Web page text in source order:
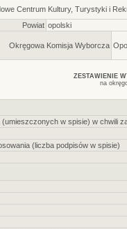
Centrum Kultury, Turystyki i
Powiat opolski
Okręgowa Komisja Wyborcza
ZESTAWIENIE
na
w spisie) w chwili
(liczba podpisów w spisie)